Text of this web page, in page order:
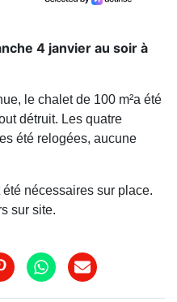
4 janvier au soir à
le chalet de 100 m²a été
détruit. Les quatre
été relogées, aucune
nécessaires sur place.
sur site.